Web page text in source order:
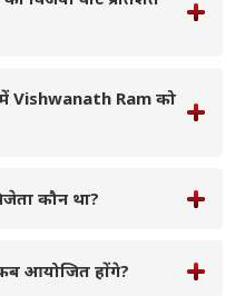
Vishwanath Ram को
कौन था?
आयोजित होंगे?